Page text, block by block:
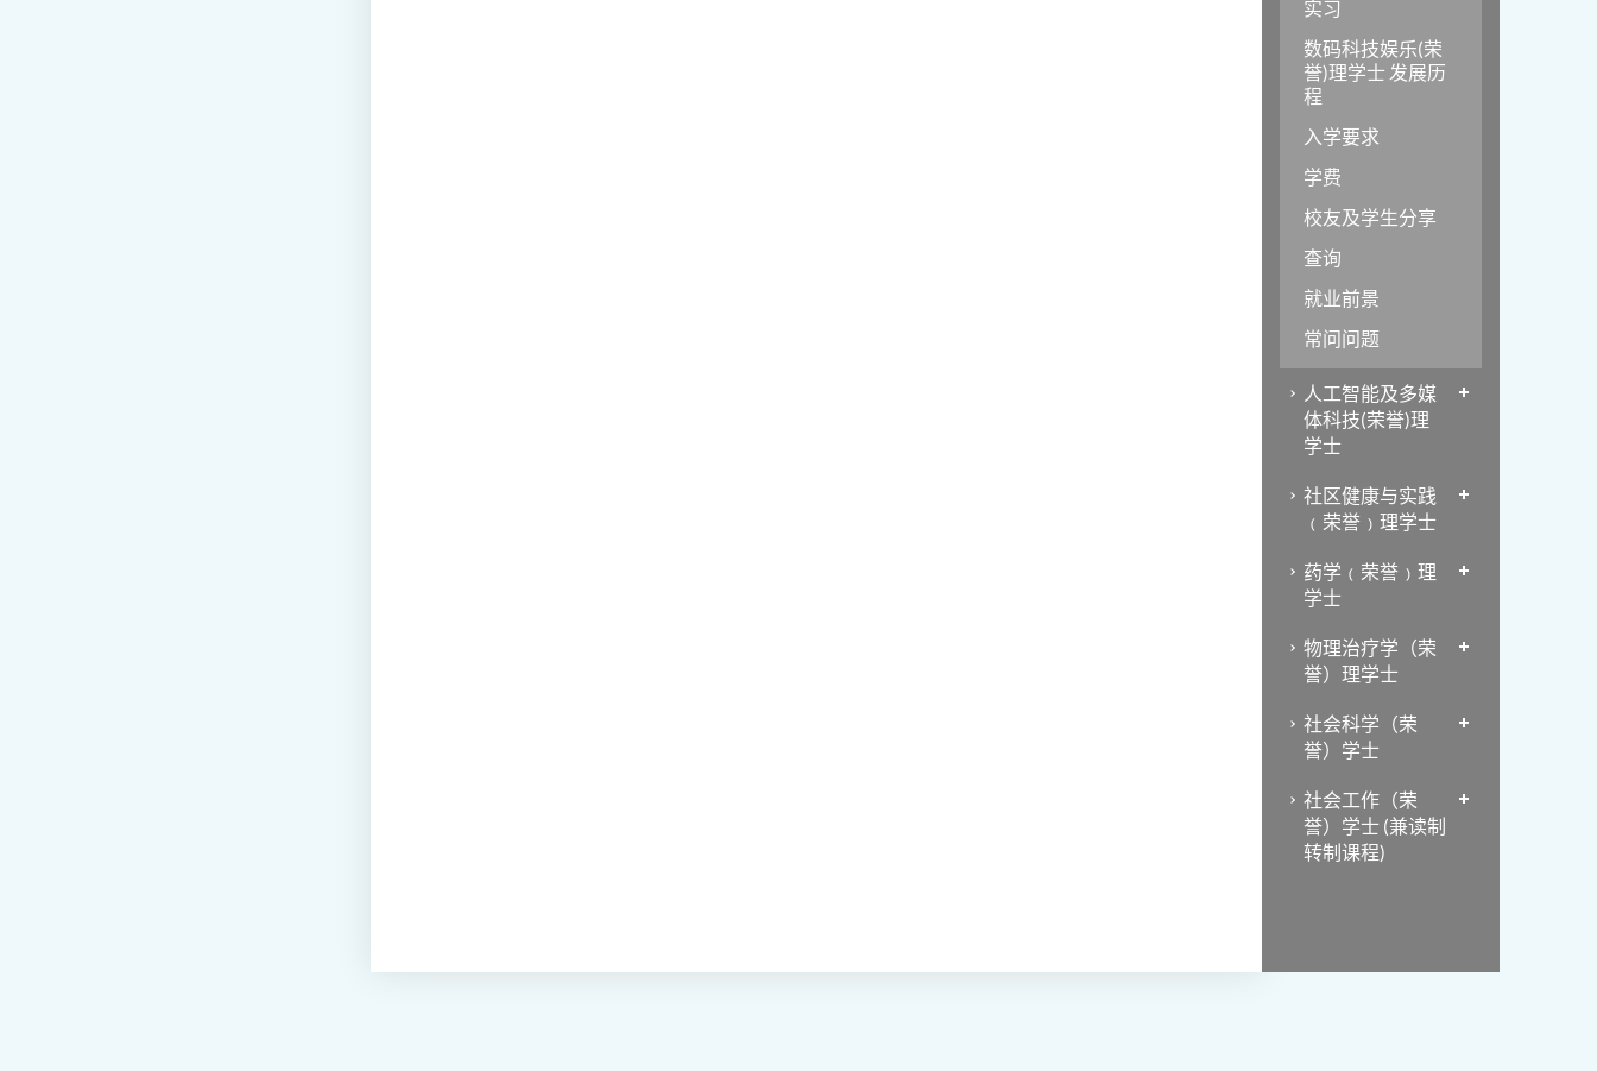
实习
数码科技娱乐(荣
誉)理学士 发展历
程
入学要求
学费
校友及学生分享
查询
就业前景
常问问题
人工智能及多媒
体科技(荣誉)理
学士
社区健康与实践
﹙荣誉﹚理学士
药学﹙荣誉﹚理
学士
物理治疗学（荣
誉）理学士
社会科学（荣
誉）学士
社会工作（荣
誉）学士 (兼读制
转制课程)